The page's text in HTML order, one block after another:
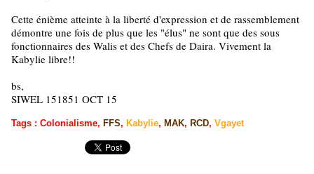
Cette énième atteinte à la liberté d'expression et de rassemblement
démontre une fois de plus que les "élus" ne sont que des sous
fonctionnaires des Walis et des Chefs de Daira. Vivement la
Kabylie libre!!
bs,
SIWEL 151851 OCT 15
Tags : Colonialisme, FFS, Kabylie, MAK, RCD, Vgayet